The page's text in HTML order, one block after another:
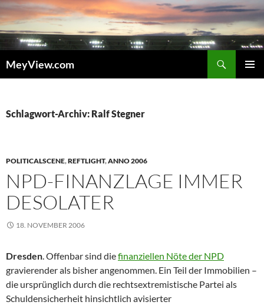
Zum
Inhalt
springen
MeyView.com
Schlagwort-Archiv: Ralf Stegner
POLITICALSCENE,REFTLIGHT,ANNO 2006
NPD-FINANZLAGE IMMER
DESOLATER
18. NOVEMBER 2006
Dresden. Offenbar sind diefinanziellen Nöte der NPD
gravierender als bisher angenommen. Ein Teil der Immobilien –
die ursprünglich durch die rechtsextremistische Partei als
Schuldensicherheit hinsichtlich avisierter